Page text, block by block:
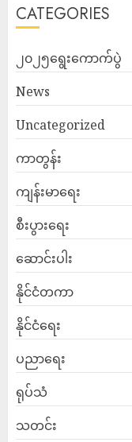
CATEGORIES
၂၀၂၅ရွေးကောက်ပွဲ
News
Uncategorized
ကာတွန်း
ကျန်းမာရေး
စီးပွားရေး
ဆောင်းပါး
နိုင်ငံတကာ
နိုင်ငံရေး
ပညာရေး
ရုပ်သံ
သတင်း